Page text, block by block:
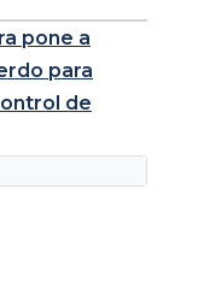
pone a
para
de